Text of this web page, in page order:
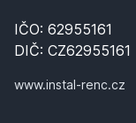
IČO: 62955161
DIČ: CZ62955161
www.instal-renc.cz